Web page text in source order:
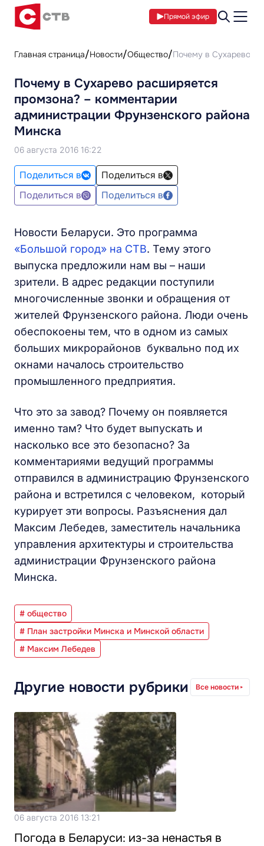
Прямой эфир
Главная страница Новости Общество Почему в Сухарево
Почему в Сухарево расширяется
промзона? – комментарии
администрации Фрунзенского района
Минска
06 августа 2016 16:22
Поделиться в
Поделиться в
Поделиться в
Поделиться в
Новости Беларуси. Это программа
«Большой город» на СТВ. Тему этого
выпуска предложили нам вы – наши
зрители. В адрес редакции поступили
многочисленные звонки и обращения от
жителей Фрунзенского района. Люди очень
обеспокоены тем, что в одном из самых
больших микрорайонов буквально под их
окнами началось строительство
промышленного предприятия.
Что это за завод? Почему он появляется
именно там? Что будет выпускать и
насколько все это безопасно? За
комментариями ведущий программы
отправился в администрацию Фрунзенского
района и встретился с человеком, который
курирует эти вопросы. Разъяснения дал
Максим Лебедев, заместитель начальника
управления архитектуры и строительства
администрации Фрунзенского района
Минска.
# общество
# План застройки Минска и Минской области
# Максим Лебедев
Другие новости рубрики Все новости
06 августа 2016 13:21
Погода в Беларуси: из-за ненастья в